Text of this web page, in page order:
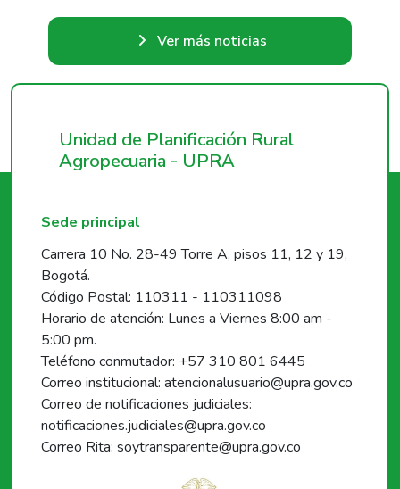
Ver más noticias
Unidad de Planificación Rural
Agropecuaria - UPRA
Sede principal
Carrera 10 No. 28-49 Torre A, pisos 11, 12 y 19,
Bogotá.
Código Postal: 110311 - 110311098
Horario de atención: Lunes a Viernes 8:00 am -
5:00 pm.
Teléfono conmutador: +57 310 801 6445
Correo institucional: atencionalusuario@upra.gov.co
Correo de notificaciones judiciales:
notificaciones.judiciales@upra.gov.co
Correo Rita: soytransparente@upra.gov.co